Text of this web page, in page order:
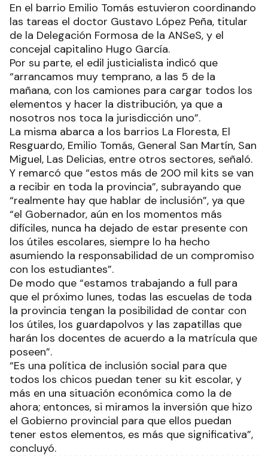
En el barrio Emilio Tomás estuvieron coordinando
las tareas el doctor Gustavo López Peña, titular
de la Delegación Formosa de la ANSeS, y el
concejal capitalino Hugo García.
Por su parte, el edil justicialista indicó que
“arrancamos muy temprano, a las 5 de la
mañana, con los camiones para cargar todos los
elementos y hacer la distribución, ya que a
nosotros nos toca la jurisdicción uno”.
La misma abarca a los barrios La Floresta, El
Resguardo, Emilio Tomás, General San Martín, San
Miguel, Las Delicias, entre otros sectores, señaló.
Y remarcó que “estos más de 200 mil kits se van
a recibir en toda la provincia”, subrayando que
“realmente hay que hablar de inclusión”, ya que
“el Gobernador, aún en los momentos más
difíciles, nunca ha dejado de estar presente con
los útiles escolares, siempre lo ha hecho
asumiendo la responsabilidad de un compromiso
con los estudiantes”.
De modo que “estamos trabajando a full para
que el próximo lunes, todas las escuelas de toda
la provincia tengan la posibilidad de contar con
los útiles, los guardapolvos y las zapatillas que
harán los docentes de acuerdo a la matrícula que
poseen”.
“Es una política de inclusión social para que
todos los chicos puedan tener su kit escolar, y
más en una situación económica como la de
ahora; entonces, si miramos la inversión que hizo
el Gobierno provincial para que ellos puedan
tener estos elementos, es más que significativa”,
concluyó.